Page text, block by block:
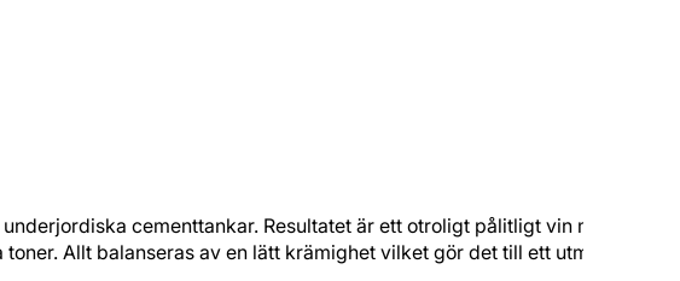
cementtankar. Resultatet är ett otroligt pålitligt vin med
Allt balanseras av en lätt krämighet vilket gör det till ett utmärkt